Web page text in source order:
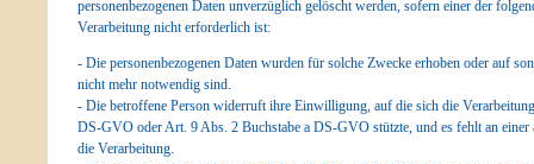
personenbezogenen Daten unverzüglich gelöscht werden, sofern einer der
Verarbeitung nicht erforderlich ist:
- Die personenbezogenen Daten wurden für solche Zwecke erhoben oder auf
nicht mehr notwendig sind.
- Die betroffene Person widerruft ihre Einwilligung, auf die sich die
DS-GVO oder Art. 9 Abs. 2 Buchstabe a DS-GVO stützte, und es fehlt an einer
die Verarbeitung.